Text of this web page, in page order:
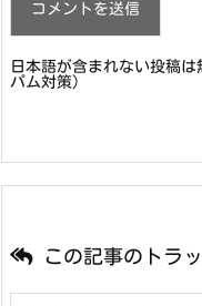
日本語が含まれない投稿
パム対策）
この記事のトラッ